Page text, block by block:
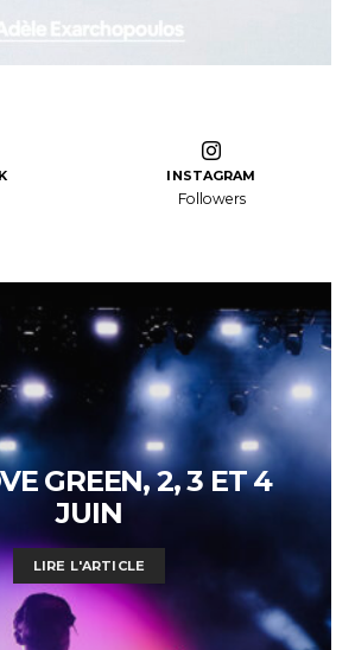
INSTAGRAM
Followers
GREEN, 2, 3 ET 4
JUIN
LIRE L'ARTICLE